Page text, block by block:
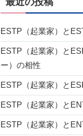
ESTP（起業家）と
ESTP（起業家）と
ー）の相性
ESTP（起業家）と
ESTP（起業家）と
ESTP（起業家）と